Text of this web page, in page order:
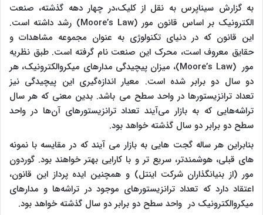
به گزارش سیناپرس به نقل از کلیک،در چهار دهه گذشته، صنعت
الکترونیک بر اساس قانون مور (Moore’s Law) رشد داشته است.
این قانون که در دنیای تکنولوژی به عنوان مجموعه مشاهدات و
حقایق معروف است، محرک این صنعت نام گرفته است. طبق نظریه
مور (Moore’s Law)، میزان پیچیدگی مدارهای میکروالکترونیک، هر
دو سال دو برابر شده‌ است. معیار اندازه‌گیری این پیچیدگی نیز
تعداد ترانزیستورها در واحد سطح می باشد. بدین معنی که هر سال
تراشه‌هایی که به بازار می‌آیند تعداد ترانزیستورهای آن‌ها در واحد
سطح دو برابر دو سال گذشته خواهد بود.
بنابراین هر ساله گجت هایی به بازار می آیند که در مقایسه با نمونه
های قبلی، هوشمندتر، سریع تر و با کارایی بهتر خواهند بود. گوردون
مور (از بنیانگذاران شرکت اینتل) و همچنین ایده پرداز این قانون،
اعتقاد دارد که تعداد ترانزیستورهای موجود در تراشه‌ها و مدارهای
میکروالکترونیک در واحد سطح دو برابر دو سال گذشته خواهد بود.